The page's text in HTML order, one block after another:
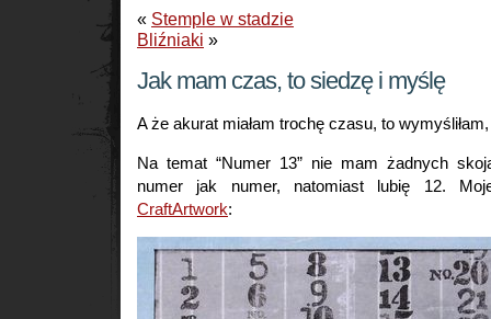
« Stemple w stadzie
Bliźniaki »
Jak mam czas, to siedzę i myślę
A że akurat miałam trochę czasu, to
Na temat “Numer 13” nie mam żadnych
numer jak numer, natomiast lubię 12.
CraftArtwork: